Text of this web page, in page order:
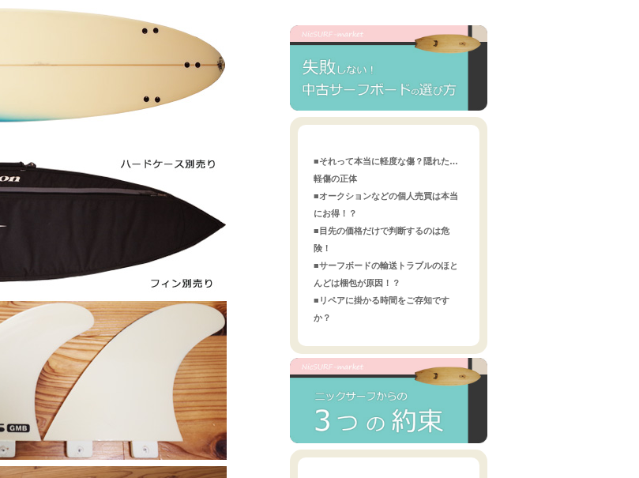
■それって本当に軽度な傷？隠れた…
軽傷の正体
■オークションなどの個人売買は本当
にお得！？
■目先の価格だけで判断するのは危
険！
■サーフボードの輸送トラブルのほと
んどは梱包が原因！？
■リペアに掛かる時間をご存知です
か？